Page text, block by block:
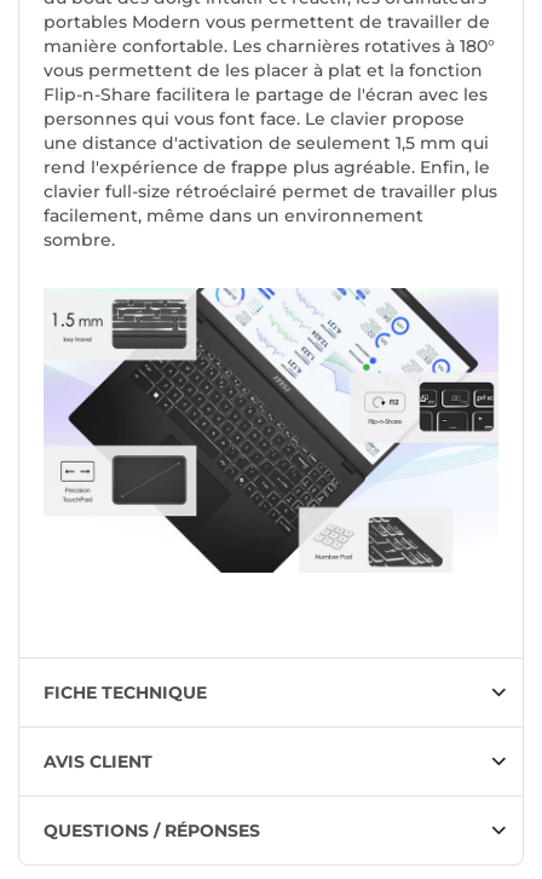
portables Modern vous permettent de travailler de
manière confortable. Les charnières rotatives à 180°
vous permettent de les placer à plat et la fonction
Flip-n-Share facilitera le partage de l'écran avec les
personnes qui vous font face. Le clavier propose
une distance d'activation de seulement 1,5 mm qui
rend l'expérience de frappe plus agréable. Enfin, le
clavier full-size rétroéclairé permet de travailler plus
facilement, même dans un environnement
sombre.
FICHE TECHNIQUE
AVIS CLIENT
QUESTIONS / RÉPONSES